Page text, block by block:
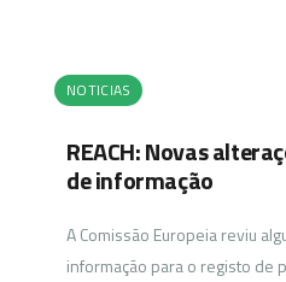
NOTICIAS
REACH: Novas
de informação
A Comissão Europeia reviu
informação para o registo de